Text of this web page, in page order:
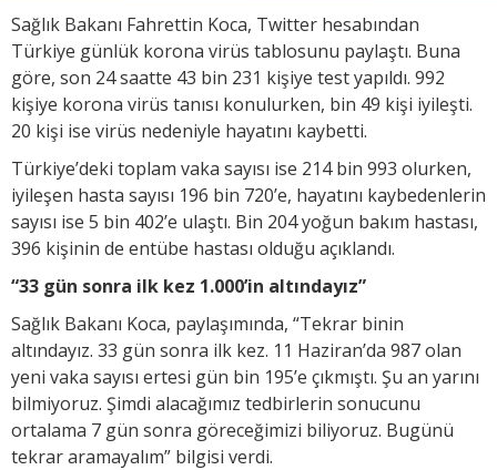
Sağlık Bakanı Fahrettin Koca, Twitter hesabından
Türkiye günlük korona virüs tablosunu paylaştı. Buna
göre, son 24 saatte 43 bin 231 kişiye test yapıldı. 992
kişiye korona virüs tanısı konulurken, bin 49 kişi iyileşti.
20 kişi ise virüs nedeniyle hayatını kaybetti.
Türkiye’deki toplam vaka sayısı ise 214 bin 993 olurken,
iyileşen hasta sayısı 196 bin 720’e, hayatını kaybedenlerin
sayısı ise 5 bin 402’e ulaştı. Bin 204 yoğun bakım hastası,
396 kişinin de entübe hastası olduğu açıklandı.
“33 gün sonra ilk kez 1.000’in altındayız”
Sağlık Bakanı Koca, paylaşımında, “Tekrar binin
altındayız. 33 gün sonra ilk kez. 11 Haziran’da 987 olan
yeni vaka sayısı ertesi gün bin 195’e çıkmıştı. Şu an yarını
bilmiyoruz. Şimdi alacağımız tedbirlerin sonucunu
ortalama 7 gün sonra göreceğimizi biliyoruz. Bugünü
tekrar aramayalım” bilgisi verdi.